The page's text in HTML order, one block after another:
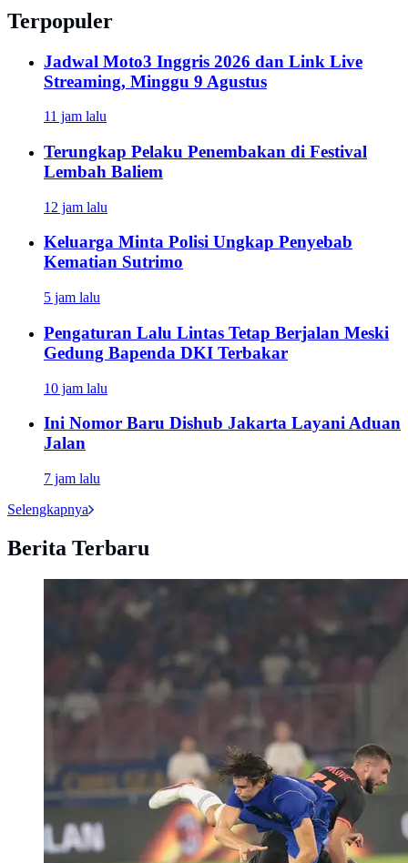
Terpopuler
Jadwal Moto3 Inggris 2026 dan Link Live
Streaming, Minggu 9 Agustus
11 jam lalu
Terungkap Pelaku Penembakan di Festival
Lembah Baliem
12 jam lalu
Keluarga Minta Polisi Ungkap Penyebab
Kematian Sutrimo
5 jam lalu
Pengaturan Lalu Lintas Tetap Berjalan Meski
Gedung Bapenda DKI Terbakar
10 jam lalu
Ini Nomor Baru Dishub Jakarta Layani Aduan
Jalan
7 jam lalu
Selengkapnya
Berita Terbaru